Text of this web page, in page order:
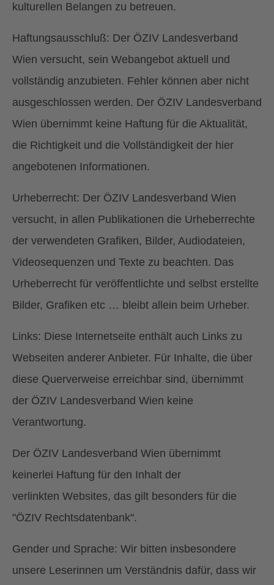
kulturellen Belangen zu betreuen.
Haftungsausschluß: Der ÖZIV Landesverband
Wien versucht, sein Webangebot aktuell und
vollständig anzubieten. Fehler können aber nicht
ausgeschlossen werden. Der ÖZIV Landesverband
Wien übernimmt keine Haftung für die Aktualität,
die Richtigkeit und die Vollständigkeit der hier
angebotenen Informationen.
Urheberrecht: Der ÖZIV Landesverband Wien
versucht, in allen Publikationen die Urheberrechte
der verwendeten Grafiken, Bilder, Audiodateien,
Videosequenzen und Texte zu beachten. Das
Urheberrecht für veröffentlichte und selbst erstellte
Bilder, Grafiken etc … bleibt allein beim Urheber.
Links: Diese Internetseite enthält auch Links zu
Webseiten anderer Anbieter. Für Inhalte, die über
diese Querverweise erreichbar sind, übernimmt
der ÖZIV Landesverband Wien keine
Verantwortung.
Der ÖZIV Landesverband Wien übernimmt
keinerlei Haftung für den Inhalt der
verlinkten Websites, das gilt besonders für die
"ÖZIV Rechtsdatenbank".
Gender und Sprache: Wir bitten insbesondere
unsere Leserinnen um Verständnis dafür, dass wir